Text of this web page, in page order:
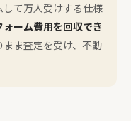
て万人受けする仕様
ォーム費用を回収でき
まま査定を受け、不動